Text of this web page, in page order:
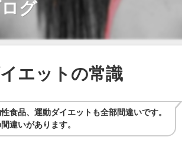
グ
エットの常識
食品、運動ダイエットも全部間違いです。
違いがあります。